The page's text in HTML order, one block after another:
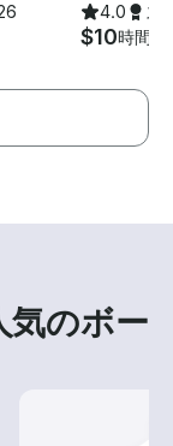
4.0 ス
$10時間
のボー